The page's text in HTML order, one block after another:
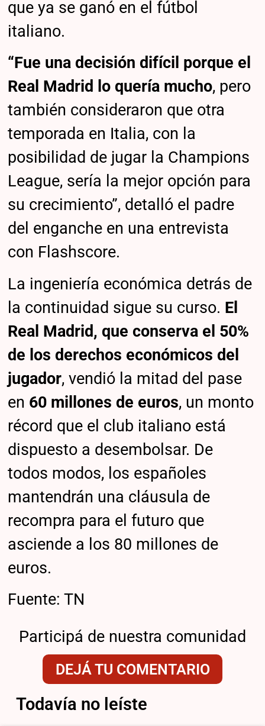
que ya se ganó en el fútbol
italiano.
“Fue una decisión difícil porque el
Real Madrid lo quería mucho, pero
también consideraron que otra
temporada en Italia, con la
posibilidad de jugar la Champions
League, sería la mejor opción para
su crecimiento”, detalló el padre
del enganche en una entrevista
con Flashscore.
La ingeniería económica detrás de
la continuidad sigue su curso. El
Real Madrid, que conserva el 50%
de los derechos económicos del
jugador, vendió la mitad del pase
en 60 millones de euros, un monto
récord que el club italiano está
dispuesto a desembolsar. De
todos modos, los españoles
mantendrán una cláusula de
recompra para el futuro que
asciende a los 80 millones de
euros.
Fuente: TN
Participá de nuestra comunidad
DEJÁ TU COMENTARIO
Todavía no leíste